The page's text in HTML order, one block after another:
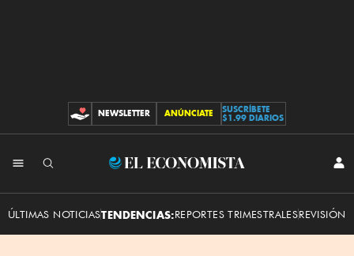
CONTRIBUCIONES
NEWSLETTER ANÚNCIATE
SUSCRÍBETE
$1.99 DIARIOS
El
ÚLTIMAS NOTICIASTENDENCIAS:REPORTES TRIMESTRALESREVISIÓN